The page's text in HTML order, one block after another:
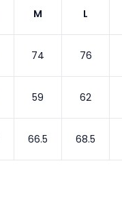
M L
74 76
59 62
66.5 68.5